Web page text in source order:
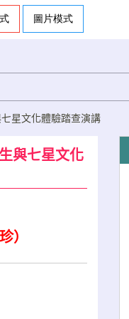
星文化體驗踏查演講
與七星文化
）